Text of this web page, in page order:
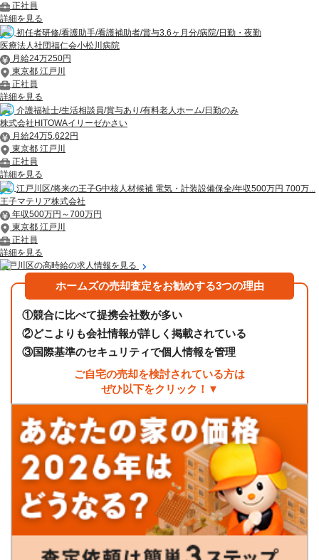
正社員
詳細を見る
初任者研修/看護助手/看護補助者/賞与3.6ヶ月分/病院/日勤・夜勤
医療法人社団福仁会小松川病院
月給24万250円
東京都 江戸川
正社員
詳細を見る
介護福祉士/生活相談員/賞与あり/有料老人ホーム/日勤のみ
株式会社HITOWAイリーゼかさい
月給24万5,622円
東京都 江戸川
正社員
詳細を見る
江戸川区/将来の王子G中核人材候補 電気・計装設備保全/年収500万円 700万...
王子マテリア株式会社
年収500万円～700万円
東京都 江戸川
正社員
詳細を見る
江戸川区の高時給の求人情報を見る
ホームズの売却査定をお勧めする3つの理由
①競合に比べて提携会社数が多い
②どこよりも会社情報が詳しく掲載されている
③国際基準のセキュリティで個人情報を管理
ご自宅の売却を検討されている方は
ぜひ以下をクリック！▼